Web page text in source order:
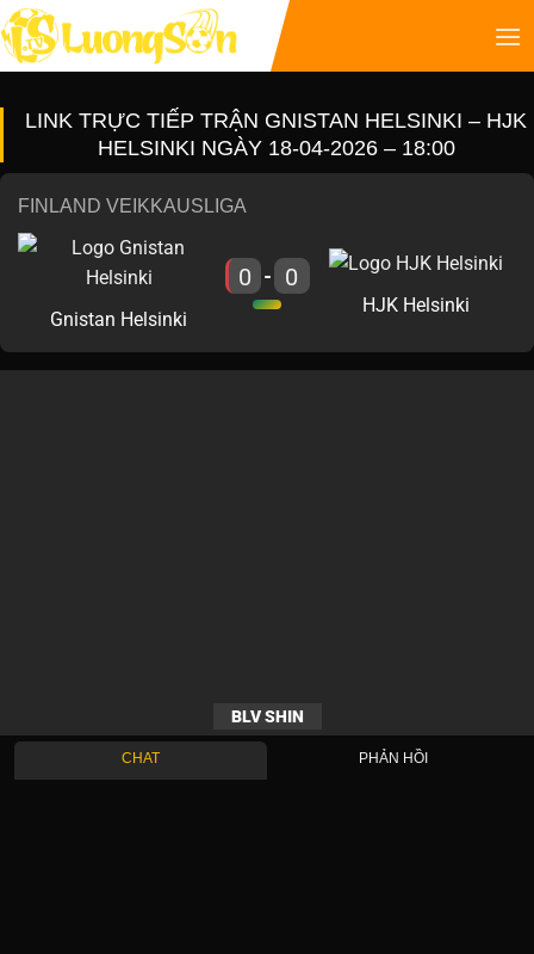
LINK TRỰC TIẾP TRẬN GNISTAN HELSINKI – HJK
HELSINKI NGÀY 18-04-2026 – 18:00
FINLAND VEIKKAUSLIGA
Gnistan Helsinki
0 - 0
HJK Helsinki
BLV SHIN
CHAT PHẢN HỒI